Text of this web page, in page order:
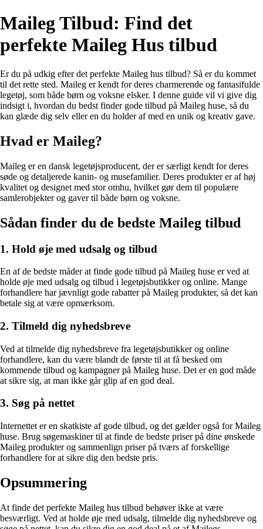
Maileg Tilbud: Find det
perfekte Maileg Hus tilbud
Er du på udkig efter det perfekte Maileg hus tilbud? Så er du kommet
til det rette sted. Maileg er kendt for deres charmerende og fantasifulde
legetøj, som både børn og voksne elsker. I denne guide vil vi give dig
indsigt i, hvordan du bedst finder gode tilbud på Maileg huse, så du
kan glæde dig selv eller en du holder af med en unik og kreativ gave.
Hvad er Maileg?
Maileg er en dansk legetøjsproducent, der er særligt kendt for deres
søde og detaljerede kanin- og musefamilier. Deres produkter er af høj
kvalitet og designet med stor omhu, hvilket gør dem til populære
samlerobjekter og gaver til både børn og voksne.
Sådan finder du de bedste Maileg tilbud
1. Hold øje med udsalg og tilbud
En af de bedste måder at finde gode tilbud på Maileg huse er ved at
holde øje med udsalg og tilbud i legetøjsbutikker og online. Mange
forhandlere har jævnligt gode rabatter på Maileg produkter, så det kan
betale sig at være opmærksom.
2. Tilmeld dig nyhedsbreve
Ved at tilmelde dig nyhedsbreve fra legetøjsbutikker og online
forhandlere, kan du være blandt de første til at få besked om
kommende tilbud og kampagner på Maileg huse. Det er en god måde
at sikre sig, at man ikke går glip af en god deal.
3. Søg på nettet
Internettet er en skatkiste af gode tilbud, og det gælder også for Maileg
huse. Brug søgemaskiner til at finde de bedste priser på dine ønskede
Maileg produkter og sammenlign priser på tværs af forskellige
forhandlere for at sikre dig den bedste pris.
Opsummering
At finde det perfekte Maileg hus tilbud behøver ikke at være
besværligt. Ved at holde øje med udsalg, tilmelde dig nyhedsbreve og